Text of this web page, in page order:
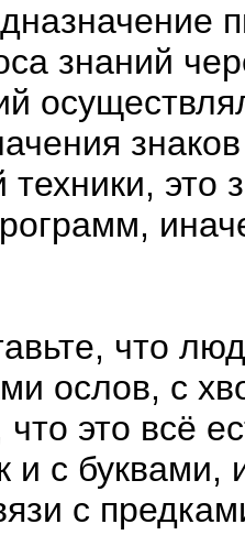
знаний
это
что
ослов, с
это всё
и с буквами,
с